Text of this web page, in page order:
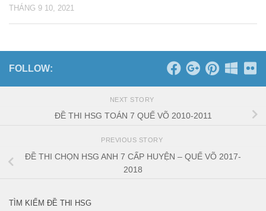
THÁNG 9 10, 2021
FOLLOW:
NEXT STORY
ĐỀ THI HSG TOÁN 7 QUẾ VÕ 2010-2011
PREVIOUS STORY
ĐỀ THI CHỌN HSG ANH 7 CẤP HUYỆN – QUẾ VÕ 2017-
2018
TÌM KIẾM ĐỀ THI HSG